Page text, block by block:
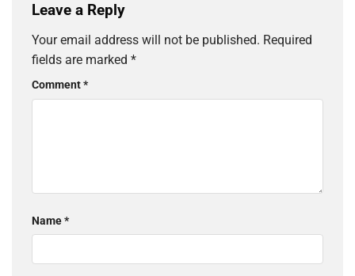
Leave a Reply
Your email address will not be published. Required
fields are marked *
Comment*
Name*